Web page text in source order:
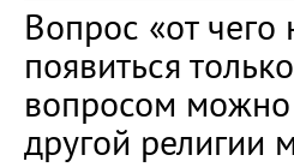
Вопрос «от чего
появиться
вопросом можно
другой религии